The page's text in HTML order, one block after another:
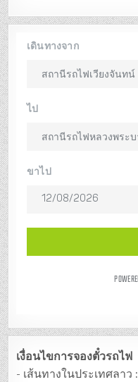
เงื่อนไขการจองตั๋วรถไฟ
- เส้นทางในประเทศลาว :